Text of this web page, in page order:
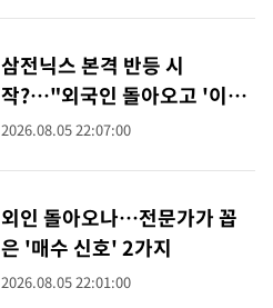
삼전닉스 본격 반등 시
작?…"외국인 돌아오고 '이익
방어력' 입증해야"
2026.08.05 22:07:00
외인 돌아오나…전문가가 꼽
은 '매수 신호' 2가지
2026.08.05 22:01:00